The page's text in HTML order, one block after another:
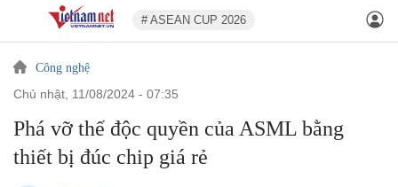
# ASEAN CUP 2026
Công nghệ
chủ nhật, 11/08/2024 - 07:35
Phá vỡ thế độc quyền của ASML bằng
thiết bị đúc chip giá rẻ